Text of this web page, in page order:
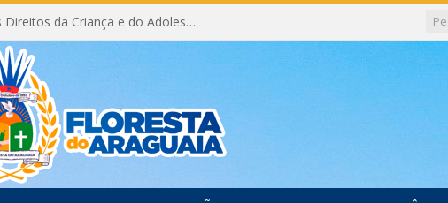
Eleição do Conselho Municipal dos Direitos da Criança e do Adolescente CMDCA 2026